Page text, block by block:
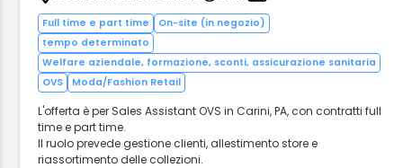
Full time e part time
On-site (in negozio)
tempo determinato
Welfare aziendale, formazione, sconti, assicurazione sanitaria
OVS
Moda/Fashion Retail
L'offerta è per Sales Assistant OVS in Carini, PA, con contratti full
time e part time.
Il ruolo prevede gestione clienti, allestimento store e
riassortimento delle collezioni.